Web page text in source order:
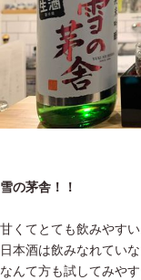
雪の茅舎！！
甘くてとても飲みやすい
日本酒は飲みなれてい
なんて方も試してみや